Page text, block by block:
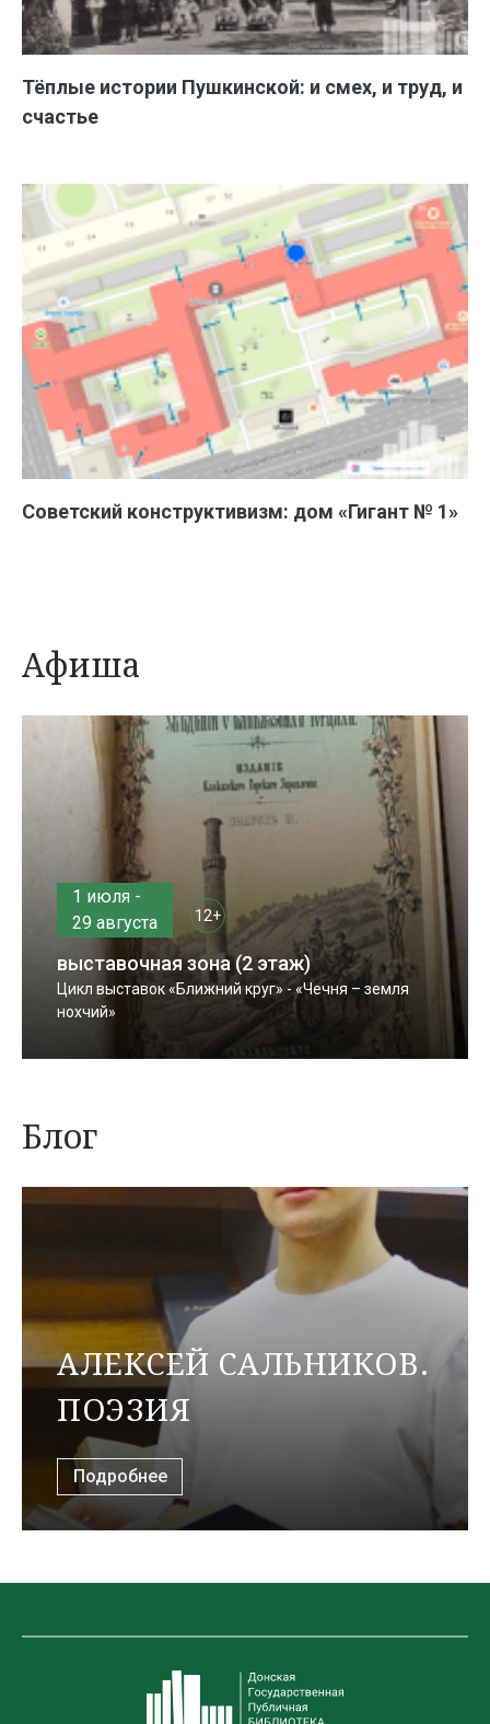
Тёплые истории Пушкинской: и смех, и труд, и
счастье
Советский конструктивизм: дом «Гигант № 1»
Афиша
1 июля -
29 августа
12+
выставочная зона (2 этаж)
Цикл выставок «Ближний круг» - «Чечня – земля
нохчий»
Блог
АЛЕКСЕЙ САЛЬНИКОВ.
ПОЭЗИЯ
Подробнее